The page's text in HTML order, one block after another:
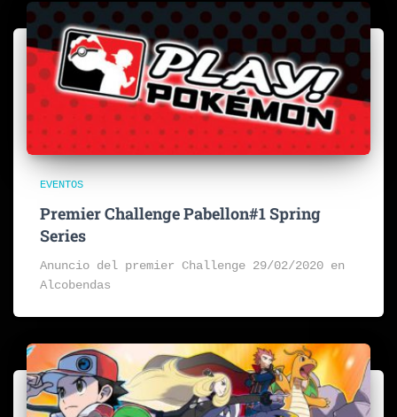
EVENTOS
Premier Challenge Pabellon#1 Spring
Series
Anuncio del premier Challenge 29/02/2020 en
Alcobendas